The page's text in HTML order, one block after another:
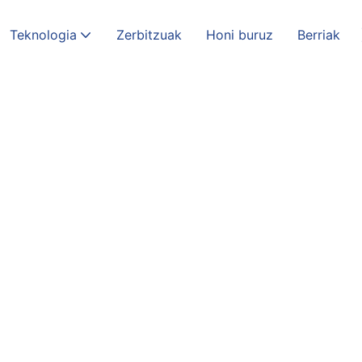
Teknologia Zerbitzuak Honi buruz Berriak